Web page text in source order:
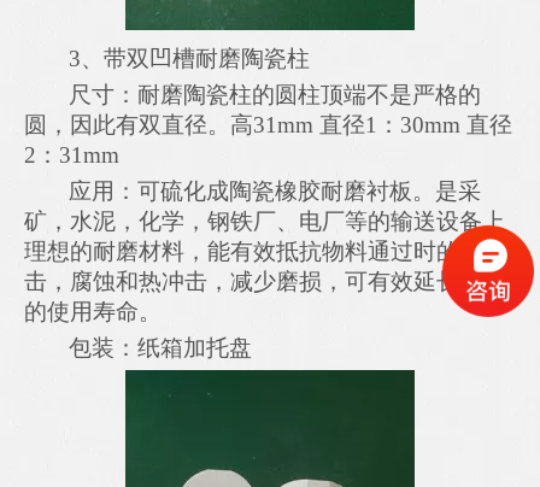
3、 带双 凹槽耐磨陶瓷柱
尺寸：耐磨陶瓷柱的圆柱顶端不是严格的
圆 ，因此有双直径。 高31mm 直径1： 30mm 直径
2：31mm
应用：可硫化成陶瓷橡胶耐磨衬板。 是采
矿，水泥，化学，钢铁厂、 电厂等的输送设备上
理想的耐磨材料 ， 能有效抵抗物料通过时的冲
击，腐蚀和热冲击，减少磨损， 可有效延长设备
的使用寿命。
包装：纸箱加托盘